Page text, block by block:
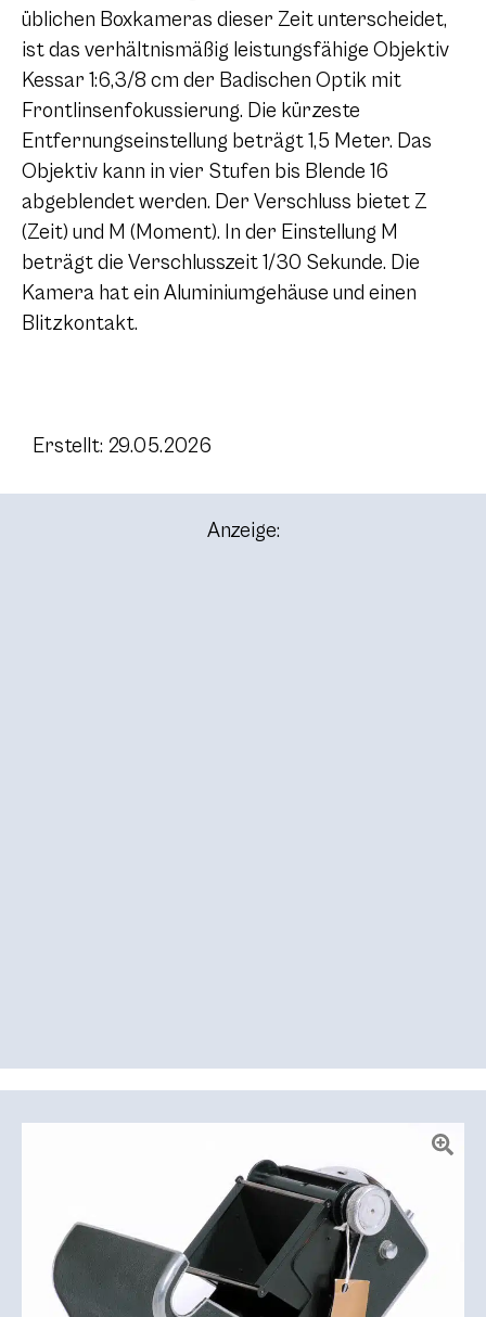
üblichen Boxkameras dieser Zeit unterscheidet,
ist das verhältnismäßig leistungsfähige Objektiv
Kessar 1:6,3/8 cm der Badischen Optik mit
Frontlinsenfokussierung. Die kürzeste
Entfernungseinstellung beträgt 1,5 Meter. Das
Objektiv kann in vier Stufen bis Blende 16
abgeblendet werden. Der Verschluss bietet Z
(Zeit) und M (Moment). In der Einstellung M
beträgt die Verschlusszeit 1/30 Sekunde. Die
Kamera hat ein Aluminiumgehäuse und einen
Blitzkontakt.
Erstellt: 29.05.2026
Anzeige: